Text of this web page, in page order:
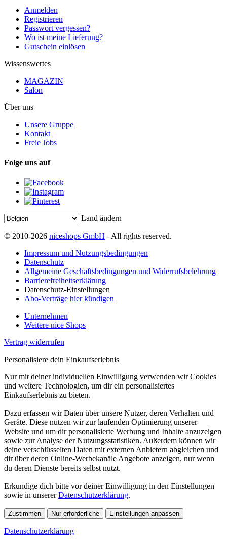
Anmelden
Registrieren
Passwort vergessen?
Wo ist meine Lieferung?
Gutschein einlösen
Wissenswertes
MAGAZIN
Salon
Über uns
Unsere Gruppe
Kontakt
Freie Jobs
Folge uns auf
Land ändern
© 2010-2026 niceshops GmbH - All rights reserved.
Impressum und Nutzungsbedingungen
Datenschutz
Allgemeine Geschäftsbedingungen und Widerrufsbelehrung
Barrierefreiheitserklärung
Datenschutz-Einstellungen
Abo-Verträge hier kündigen
Unternehmen
Weitere nice Shops
Vertrag widerrufen
Personalisiere dein Einkaufserlebnis
Nur mit deiner individuellen Einwilligung verwenden wir Cookies
und weitere Technologien, um dir ein personalisiertes
Einkaufserlebnis zu bieten.
Dazu erfassen wir Daten über unsere Nutzer, deren Verhalten und
Geräte. Diese nutzen wir zur laufenden Optimierung unserer
Website und um dir personalisierte Werbung und Inhalte anzuzeigen
sowie zur Analyse der Nutzungsstatistiken. Außerdem können wir
deine verschlüsselten Daten mit externen Anbietern abgleichen und
dir über deren Online-Werbekanäle Angebote anzeigen, nur wenn
du deren Dienste bereits selbst nutzt.
Erkundige dich bitte vor deiner Einwilligung in den Einstellungen
sowie in unsererDatenschutzerklärung.
Zustimmen Nur erforderliche Einstellungen anpassen
Datenschutzerklärung